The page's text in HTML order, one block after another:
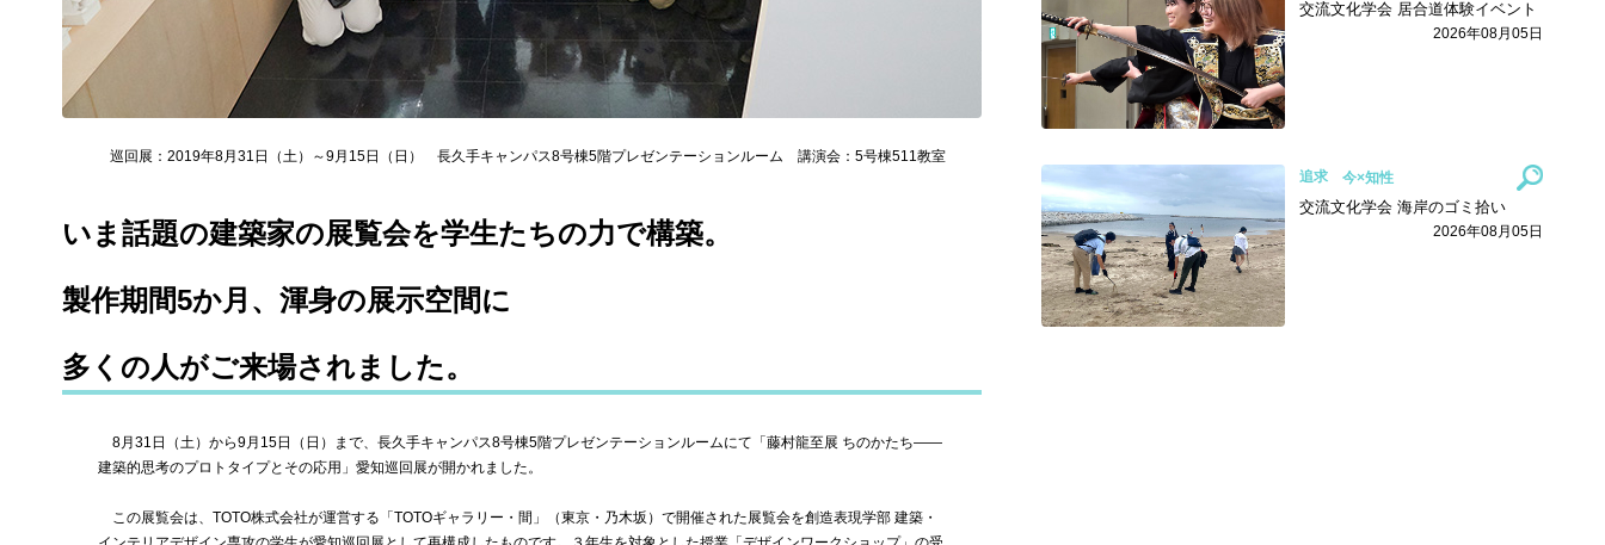
巡回展：2019年8月31日（土）～9月15日（日） 長久手キャンパス8号棟5階プレゼンテーションルーム 講演会：5号棟511教室
いま話題の建築家の展覧会を学生たちの力で構築。
製作期間5か月、渾身の展示空間に
多くの人がご来場されました。
8月31日（土）から9月15日（日）まで、長久手キャンパス8号棟5階プレゼンテーションルームにて「藤村龍至展 ちのかたち――
建築的思考のプロトタイプとその応用」愛知巡回展が開かれました。
この展覧会は、TOTO株式会社が運営する「TOTOギャラリー・間」（東京・乃木坂）で開催された展覧会を創造表現学部 建築・
交流文化学会 居合道体験イベント
2026年08月05日
追求
交流文化学会 海岸のゴミ拾い
2026年08月05日